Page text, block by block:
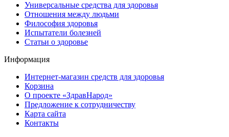
Универсальные средства для здоровья
Отношения между людьми
Философия здоровья
Испытатели болезней
Статьи о здоровье
Информация
Интернет-магазин средств для здоровья
Корзина
О проекте «ЗдравНарод»
Предложение к сотрудничеству
Карта сайта
Контакты